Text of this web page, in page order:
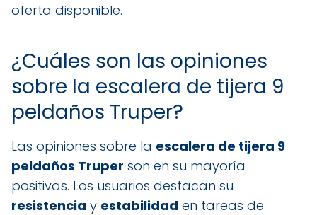
oferta disponible.
¿Cuáles son las opiniones
sobre la escalera de tijera 9
peldaños Truper?
Las opiniones sobre la escalera de tijera 9
peldaños Truper son en su mayoría
positivas. Los usuarios destacan su
resistencia y estabilidad en tareas de